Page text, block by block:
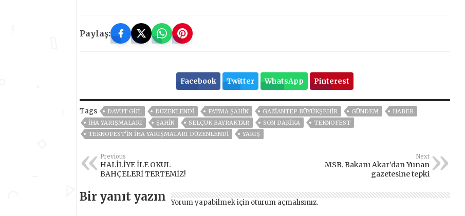
Paylaş:
Facebook Twitter WhatsApp Pinterest
Tags DAVUT GÜL DÜZENLENDİ FATMA ŞAHİN GAZİANTEP BÜYÜKŞEHİR GÜNDEM
HABER
İHA YARIŞMALARI
ŞAHİN SELÇUK BAYRAKTAR SON DAKIKA
TEKNOFEST
TEKNOFEST'İN İHA YARIŞMALARI DÜZENLENDİ
YARIŞ
Previous
HALİLİYE İLE OKUL
BAHÇELERİ TERTEMİZ!
Next
MSB. Bakanı Akar’dan Yunan
gazetesine tepki
Bir yanıt yazın Yorum yapabilmek için oturum açmalısınız.